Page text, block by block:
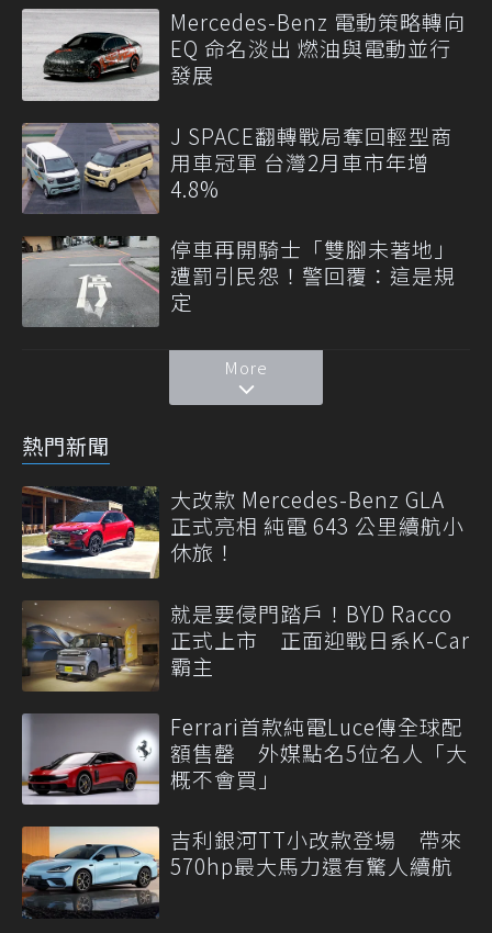
Mercedes-Benz 電動策略轉向
EQ 命名淡出 燃油與電動並行
發展
J SPACE翻轉戰局奪回輕型商
用車冠軍 台灣2月車市年增
4.8%
停車再開騎士「雙腳未著地」
遭罰引民怨！警回覆：這是規
定
More
熱門新聞
大改款 Mercedes-Benz GLA
正式亮相 純電 643 公里續航小
休旅！
就是要侵門踏戶！BYD Racco
正式上市 正面迎戰日系K-Car
霸主
Ferrari首款純電Luce傳全球配
額售罄 外媒點名5位名人「大
概不會買」
吉利銀河TT小改款登場 帶來
570hp最大馬力還有驚人續航